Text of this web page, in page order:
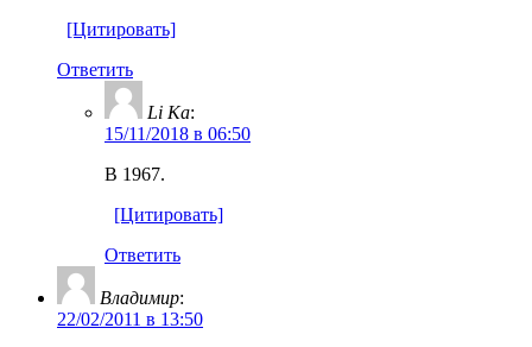
[Цитировать]
Ответить
Li Ka:
15/11/2018 в 06:50
В 1967.
[Цитировать]
Ответить
Владимир:
22/02/2011 в 13:50